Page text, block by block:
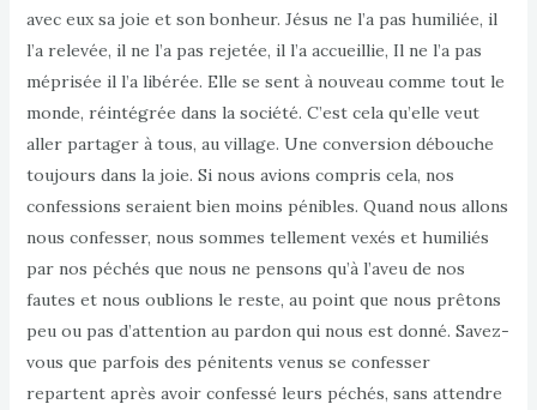
avec eux sa joie et son bonheur. Jésus ne l’a pas humiliée, il
l’a relevée, il ne l’a pas rejetée, il l’a accueillie, Il ne l’a pas
méprisée il l’a libérée. Elle se sent à nouveau comme tout le
monde, réintégrée dans la société. C’est cela qu’elle veut
aller partager à tous, au village. Une conversion débouche
toujours dans la joie. Si nous avions compris cela, nos
confessions seraient bien moins pénibles. Quand nous allons
nous confesser, nous sommes tellement vexés et humiliés
par nos péchés que nous ne pensons qu’à l’aveu de nos
fautes et nous oublions le reste, au point que nous prêtons
peu ou pas d’attention au pardon qui nous est donné. Savez-
vous que parfois des pénitents venus se confesser
repartent après avoir confessé leurs péchés, sans attendre